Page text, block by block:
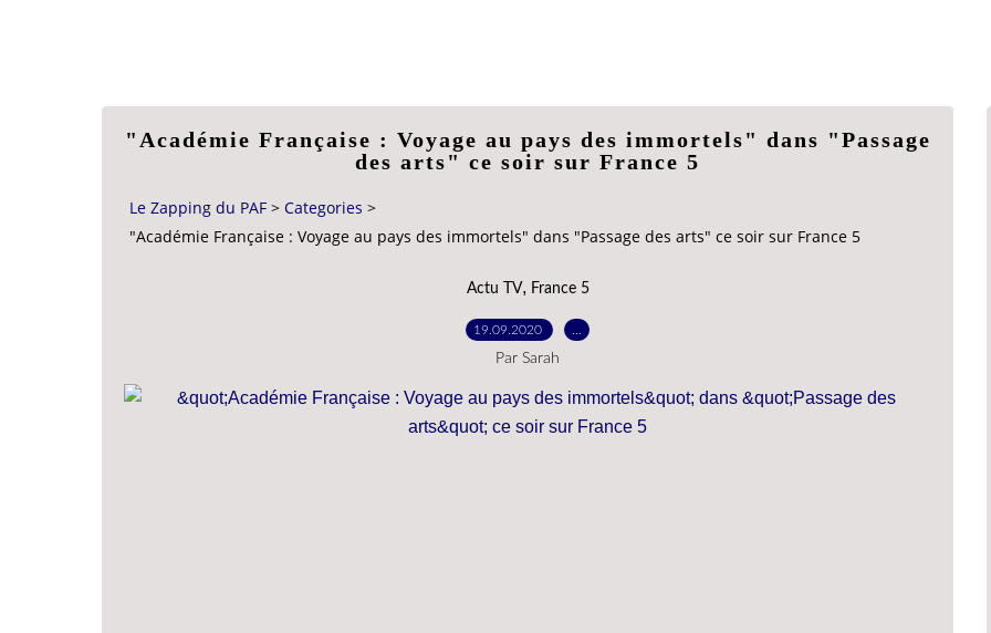
"Académie Française : Voyage au pays des immortels" dans "Passage
des arts" ce soir sur France 5
Le Zapping du PAF > Categories >
"Académie Française : Voyage au pays des immortels" dans "Passage des arts" ce soir sur France 5
Actu TV, France 5
19.09.2020
Par Sarah